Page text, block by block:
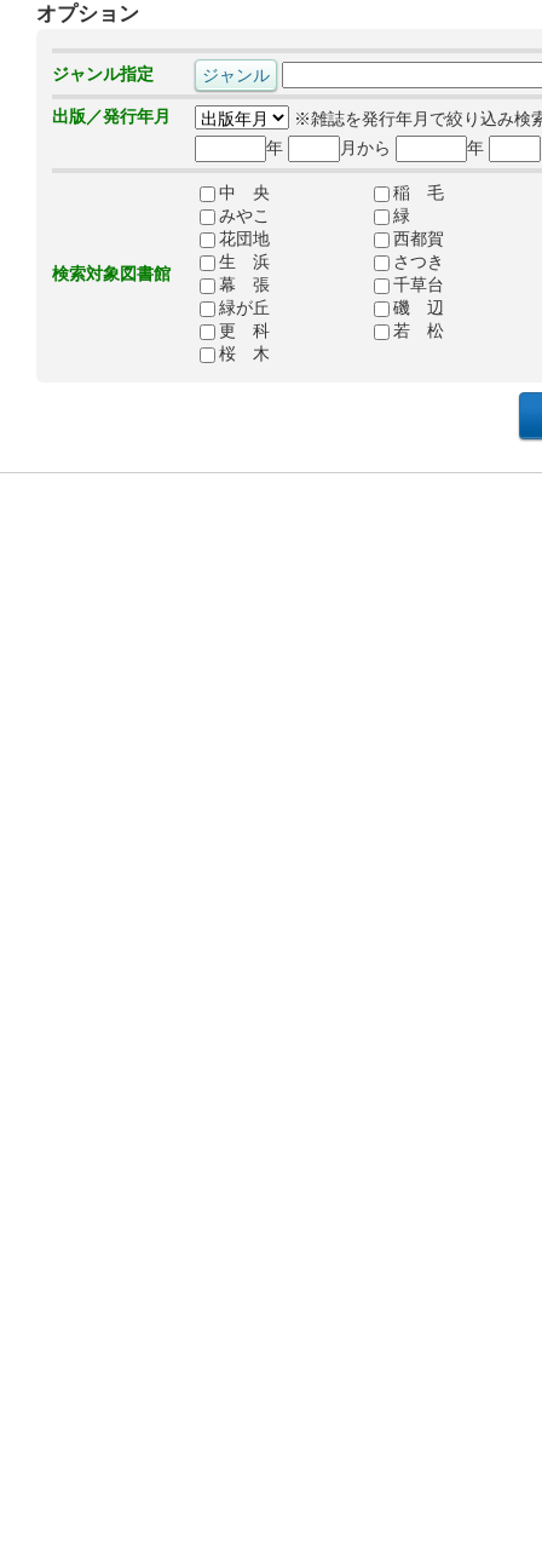
オプション
ジャンル指定
出版／発行年月
※雑誌を発行年月で絞り込み検
年
月から 年
検索対象図書館
中 央
稲 毛
みやこ
緑
花団地
西都賀
生 浜
さつき
幕 張
千草台
緑が丘
磯 辺
更 科
若 松
桜 木